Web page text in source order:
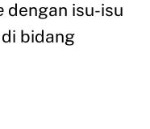
dengan isu-isu
bidang